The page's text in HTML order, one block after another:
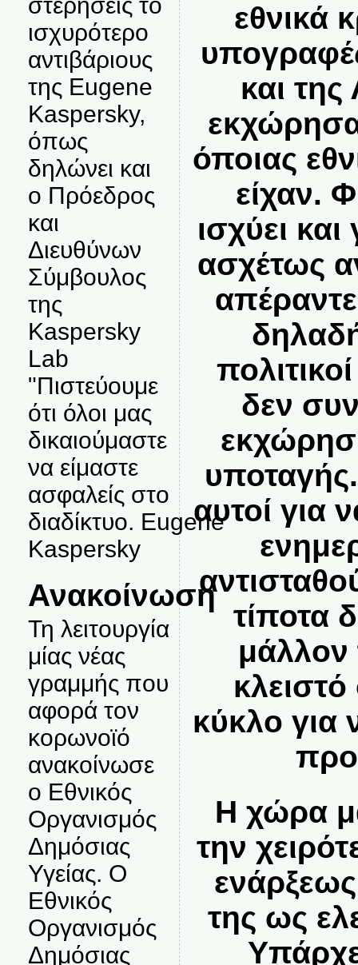
ισχυρότερο
αντιβάριους
της Eugene
Kaspersky,
όπως
δηλώνει και
ο Πρόεδρος
και
Διευθύνων
Σύμβουλος
της
Kaspersky
Lab
"Πιστεύουμε
ότι όλοι μας
δικαιούμαστε
να είμαστε
ασφαλείς στο
διαδίκτυο. Eugene
Kaspersky
Ανακοίνωση
Τη λειτουργία
μίας νέας
γραμμής που
αφορά τον
κορωνοϊό
ανακοίνωσε
ο Εθνικός
Οργανισμός
Δημόσιας
Υγείας. Ο
Εθνικός
Οργανισμός
Δημόσιας
εθνικά
και
όποιας
είχαν.
ισχύει
ασχέτως
δεν
αυτοί για
τίποτα
μάλλον
κλειστό
κύκλο για
Η χώρα
την
της ως